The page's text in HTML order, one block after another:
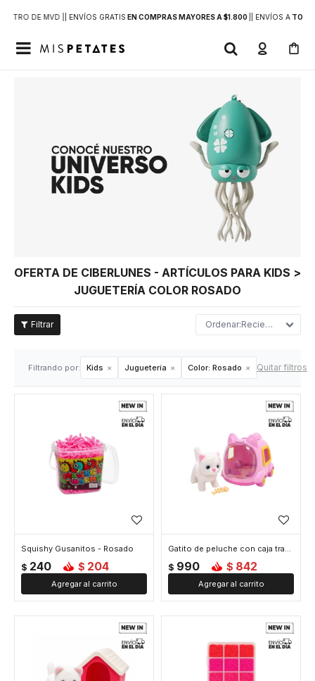
DE MVD | | ENVÍOS GRATIS EN COMPRAS MAYORES A $1.800 | ENVÍOS ATODO

OFERTA DE CIBERLUNES - ARTÍCULOS PARA KIDS >
JUGUETERÍA COLOR ROSADO
Recientes
Filtrando por: Kids Juguetería Color: Rosado Quitar filtros
Squishy Gusanitos - Rosado
$ 240 $ 204
Gatito de peluche con caja transportadora - Rosado
$ 990 $ 842